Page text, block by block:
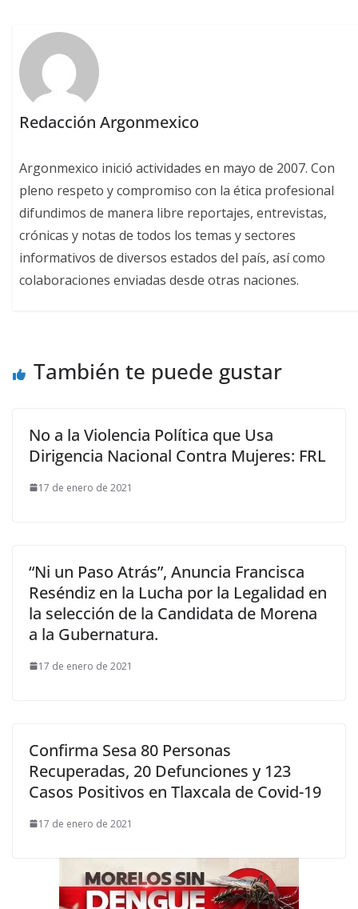
Redacción Argonmexico
Argonmexico inició actividades en mayo de 2007. Con
pleno respeto y compromiso con la ética profesional
difundimos de manera libre reportajes, entrevistas,
crónicas y notas de todos los temas y sectores
informativos de diversos estados del país, así como
colaboraciones enviadas desde otras naciones.
También te puede gustar
No a la Violencia Política que Usa
Dirigencia Nacional Contra Mujeres: FRL
17 de enero de 2021
“Ni un Paso Atrás”, Anuncia Francisca
Reséndiz en la Lucha por la Legalidad en
la selección de la Candidata de Morena
a la Gubernatura.
17 de enero de 2021
Confirma Sesa 80 Personas
Recuperadas, 20 Defunciones y 123
Casos Positivos en Tlaxcala de Covid-19
17 de enero de 2021